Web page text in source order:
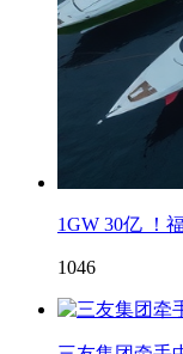
1GW 30亿 ！
1046